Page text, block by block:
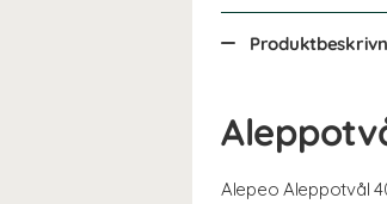
Alepeo Aleppotvål